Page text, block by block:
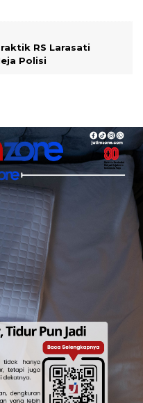
RS Larasati
Polisi